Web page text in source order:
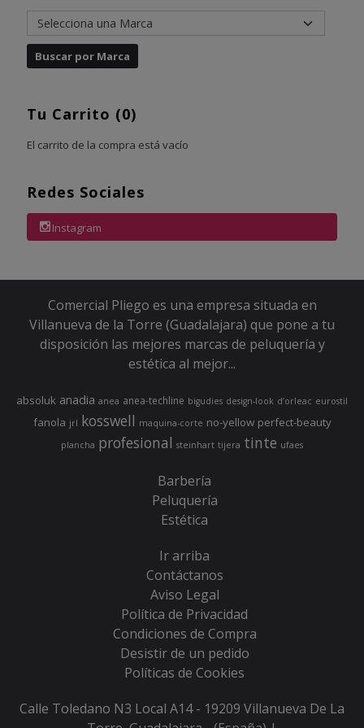
Tu Carrito (0)
El carrito de la compra está vacío
Redes Sociales
Instagram
Comercial Pliego es una empresa situada en
Villanueva de la Torre (Guadalajara) que pone a tu
disposición las mejores marcas de peluquería y
estética al mejor...
absoluk anadia anea anea-techline bigudies design-look d’orleac eurostil
fanola jrl kosswell maquina-corte no-yellow perfect-beauty
plancha profesional steinhart tijera tinte ufaes
Barbería
Peluquería
Estética
Ir arriba
Contáctanos
Aviso Legal
Política de Privacidad
Condiciones de Compra
Desistir de un pedido
Políticas de Cookies
Calle Toledano N3 Local A14 - 19209 Villanueva De La